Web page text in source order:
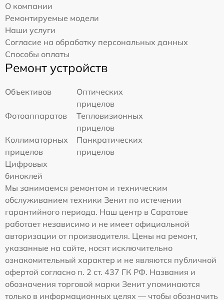
О компании
Ремонтируемые модели
Наши услуги
Согласие на обработку персональных данных
Способы оплаты
Ремонт устройств
Объективов
Оптических
прицелов
Фотоаппаратов
Тепловизионных
прицелов
Коллиматорных
прицелов
Панкратических
прицелов
Цифровых
биноклей
Мы занимаемся ремонтом и техническим
обслуживанием техники Зенит по истечении
гарантийного периода. Наш центр в Саратове
работает независимо и не имеет официальной
авторизации от производителя. Цены на ремонт,
указанные на сайте, носят исключительно
ознакомительный характер и не являются публичной
офертой согласно п. 2 ст. 437 ГК РФ. Названия и
обозначения торговой марки Зенит упоминаются
только в информационных целях — чтобы обозначить